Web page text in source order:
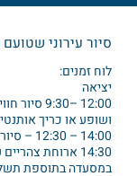
סיור עירוני
לוח זמנים:
יציאה
12:00
ושופע או כריך
14:00 – 12:30 – סיור מרתק בעיר העתיקה והכותל
14:30 ארוחת
במסעדה בתוספת